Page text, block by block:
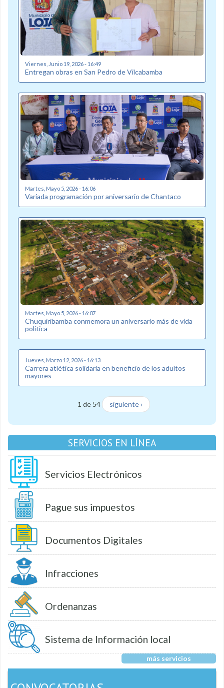
Viernes, Junio 19, 2026 - 16:49
Entregan obras en San Pedro de Vilcabamba
Martes, Mayo 5, 2026 - 16:06
Variada programación por aniversario de Chantaco
Martes, Mayo 5, 2026 - 16:07
Chuquiribamba conmemora un aniversario más de vida
política
Jueves, Marzo 12, 2026 - 16:13
Carrera atlética solidaria en beneficio de los adultos
mayores
1 de 54 siguiente ›
SERVICIOS EN LÍNEA
Servicios Electrónicos
Pague sus impuestos
Documentos Digitales
Infracciones
Ordenanzas
Sistema de Información local
más servicios